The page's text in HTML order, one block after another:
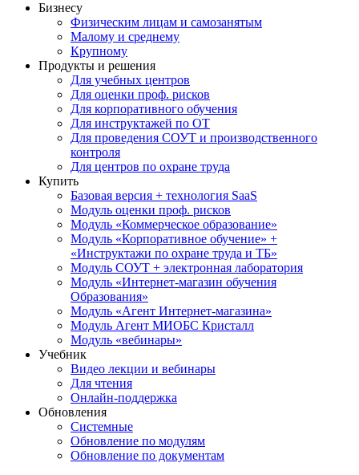
Бизнесу
Физическим лицам и самозанятым
Малому и среднему
Крупному
Продукты и решения
Для учебных центров
Для оценки проф. рисков
Для корпоративного обучения
Для инструктажей по ОТ
Для проведения СОУТ и производственного
контроля
Для центров по охране труда
Купить
Базовая версия + технология SaaS
Модуль оценки проф. рисков
Модуль «Коммерческое образование»
Модуль «Корпоративное обучение» +
«Инструктажи по охране труда и ТБ»
Модуль СОУТ + электронная лаборатория
Модуль «Интернет-магазин обучения
Образования»
Модуль «Агент Интернет-магазина»
Модуль Агент МИОБС Кристалл
Модуль «вебинары»
Учебник
Видео лекции и вебинары
Для чтения
Онлайн-поддержка
Обновления
Системные
Обновление по модулям
Обновление по документам